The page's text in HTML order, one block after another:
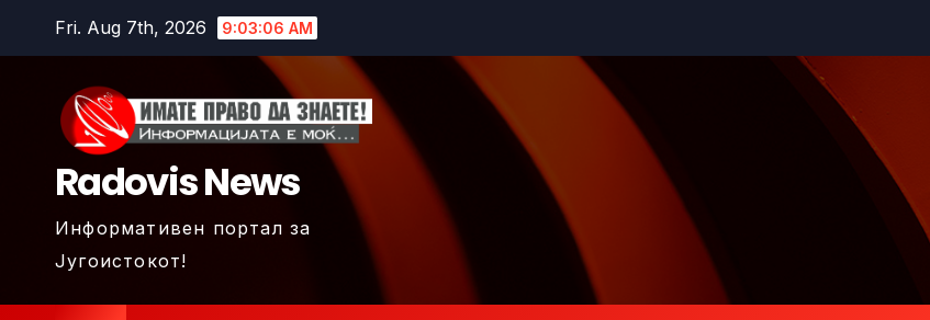
Fri. Aug 7th, 2026 9:03:08 AM
Radovis News
Информативен портал за
Југоистокот!